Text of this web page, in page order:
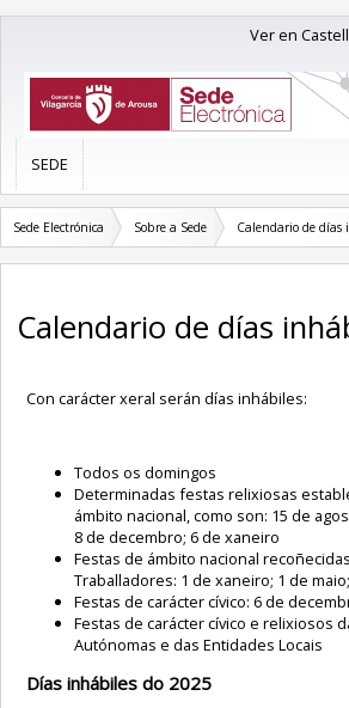
Ver en
SEDE
Sede Electrónica Sobre a Sede Calendario de días
Calendario de días
Con carácter xeral serán días inhábiles:
Todos os domingos
Determinadas festas relixiosas
ámbito nacional, como son: 15 de
8 de decembro; 6 de xaneiro
Festas de ámbito nacional
Traballadores: 1 de xaneiro; 1 de
Festas de carácter cívico: 6 de
Festas de carácter cívico e relixiosos
Autónomas e das Entidades Locais
Días inhábiles do 2025